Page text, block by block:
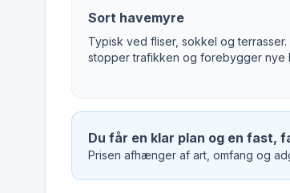
Sort havemyre
Typisk ved fliser, sokkel og terrasser.
stopper trafikken og forebygger nye
Du får en klar plan og en fast,
Prisen afhænger af art, omfang og